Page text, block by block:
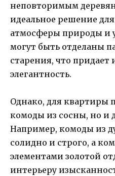
неповторимым
идеальное решение
атмосферы природы и
могут быть отделаны
старения, что
элегантность.
Однако, для квартиры
комоды из сосны, но и
Например, комоды из
солидно и строго, а
элементами золотой
интерьеру